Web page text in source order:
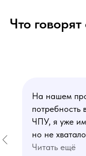
Что
На нашем
потребность
ЧПУ, я уже
но не
знаний. В
Читать ещё